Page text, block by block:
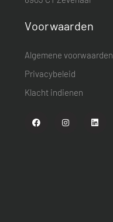
Voorwaarden
Algemene voorwaarden
Privacybeleid
Klacht indienen